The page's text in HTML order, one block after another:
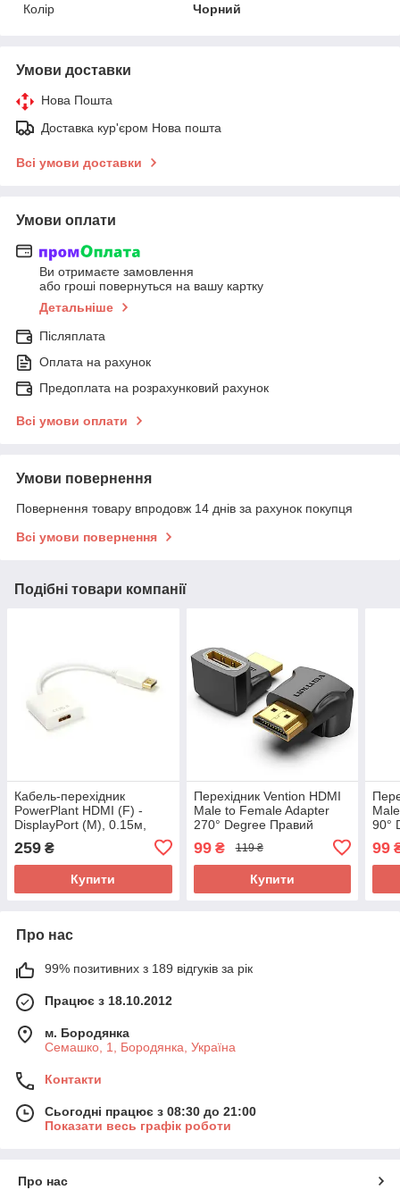
Колір
Чорний
Умови доставки
Нова Пошта
Доставка кур'єром Нова пошта
Всі умови доставки
Умови оплати
Ви отримаєте замовлення
або гроші повернуться на вашу картку
Детальніше
Післяплата
Оплата на рахунок
Предоплата на розрахунковий рахунок
Всі умови оплати
Умови повернення
Повернення товару впродовж 14 днів за рахунок покупця
Всі умови повернення
Подібні товари компанії
Кабель-перехідник
PowerPlant HDMI (F) -
DisplayPort (M), 0.15м,
259 ₴
Купити
Перехідник Vention HDMI
Male to Female Adapter
270° Degree Правий
99₴ 119 ₴
Купити
90°
99
Про нас
99% позитивних з 189 відгуків за рік
Працює з 18.10.2012
м. Бородянка
Семашко, 1, Бородянка, Україна
Контакти
Сьогодні працює з 08:30 до 21:00
Показати весь графік роботи
Про нас